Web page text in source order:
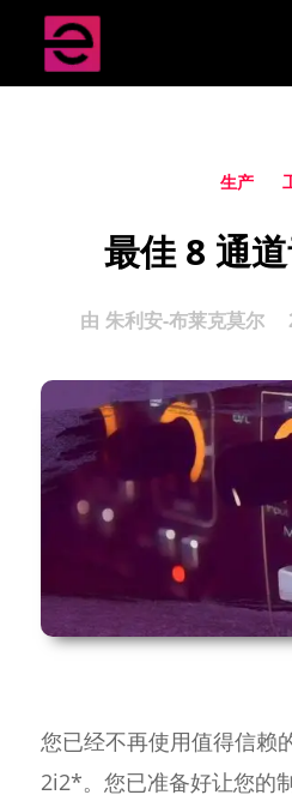
生产
最佳 8 通
由 朱利安-布莱克莫尔
您已经不再使用值得信赖
2i2*。您已准备好让您的